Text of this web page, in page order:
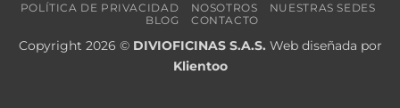
Delivery
POLÍTICA DE PRIVACIDAD NOSOTROS
NUESTRAS SEDES
BLOG
CONTACTO
Copyright 2026 © DIVIOFICINAS S.A.S. Web diseñada por
Klientoo